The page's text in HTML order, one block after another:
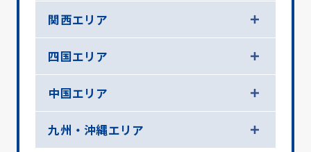
関西エリア
四国エリア
中国エリア
九州・沖縄エリア